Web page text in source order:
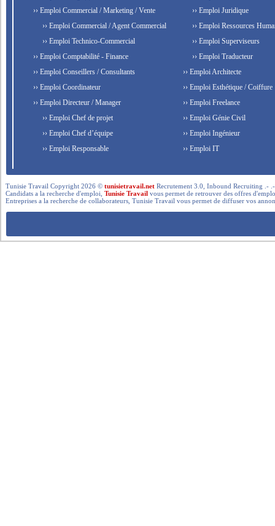
›› Emploi Commercial / Marketing / Vente
›› Emploi Commercial / Agent Commercial
›› Emploi Technico-Commercial
›› Emploi Comptabilité - Finance
›› Emploi Conseillers / Consultants
›› Emploi Coordinateur
›› Emploi Directeur / Manager
›› Emploi Chef de projet
›› Emploi Chef d’équipe
›› Emploi Responsable
›› Emploi Juridique
›› Emploi Ressources
›› Emploi Superviseurs
›› Emploi Traducteur
›› Emploi Architecte
›› Emploi Esthétique / Coiffure
›› Emploi Freelance
›› Emploi Génie Civil
›› Emploi Ingénieur
›› Emploi IT
Tunisie Travail Copyright 2026 ©tunisietravail.net Recrutement 3.0, Inbound Recruiting .-
Candidats a la recherche d'emploi,Tunisie Travail vous permet de retrouver des offres
Entreprises a la recherche de collaborateurs, Tunisie Travail vous permet de diffuser vos